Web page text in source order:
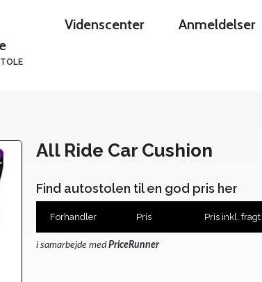
Videnscenter Anmeldelser
All Ride Car Cushion
Find autostolen til en god pris her
Forhandler Pris Pris inkl. fragt
i samarbejde med PriceRunner